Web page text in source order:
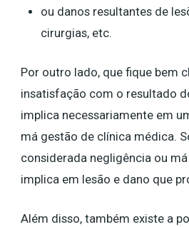
ou danos resultantes de
cirurgias, etc.
Por outro lado, que fique bem
insatisfação com o resultado
implica necessariamente em
má gestão de clínica médica.
considerada negligência ou
implica em lesão e dano que
Além disso, também existe a